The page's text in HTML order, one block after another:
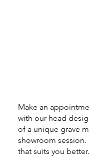
Make an
with our head
of a unique grave
showroom
that suits you better.